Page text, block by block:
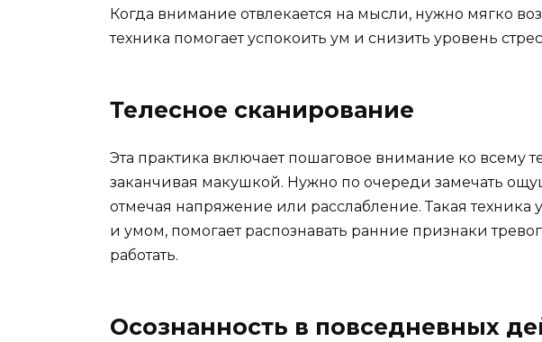
Когда внимание отвлекается на мысли, нужно мягко
техника помогает успокоить ум и снизить уровень
Телесное сканирование
Эта практика включает пошаговое внимание ко всему
заканчивая макушкой. Нужно по очереди замечать
отмечая напряжение или расслабление. Такая техника
и умом, помогает распознавать ранние признаки
работать.
Осознанность в повседневных